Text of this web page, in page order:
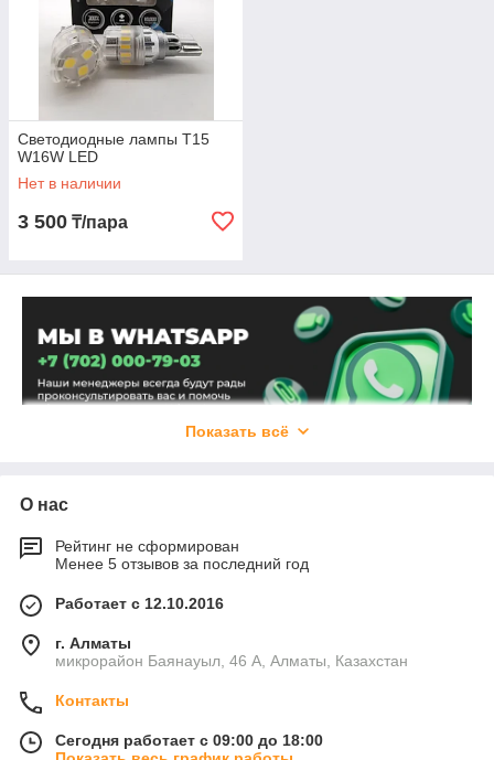
Светодиодные лампы T15
W16W LED
Нет в наличии
3 500 ₸/пара
Показать всё
О нас
Рейтинг не сформирован
Менее 5 отзывов за последний год
Работает с 12.10.2016
г. Алматы
микрорайон Баянауыл, 46 А, Алматы, Казахстан
Контакты
Сегодня работает с 09:00 до 18:00